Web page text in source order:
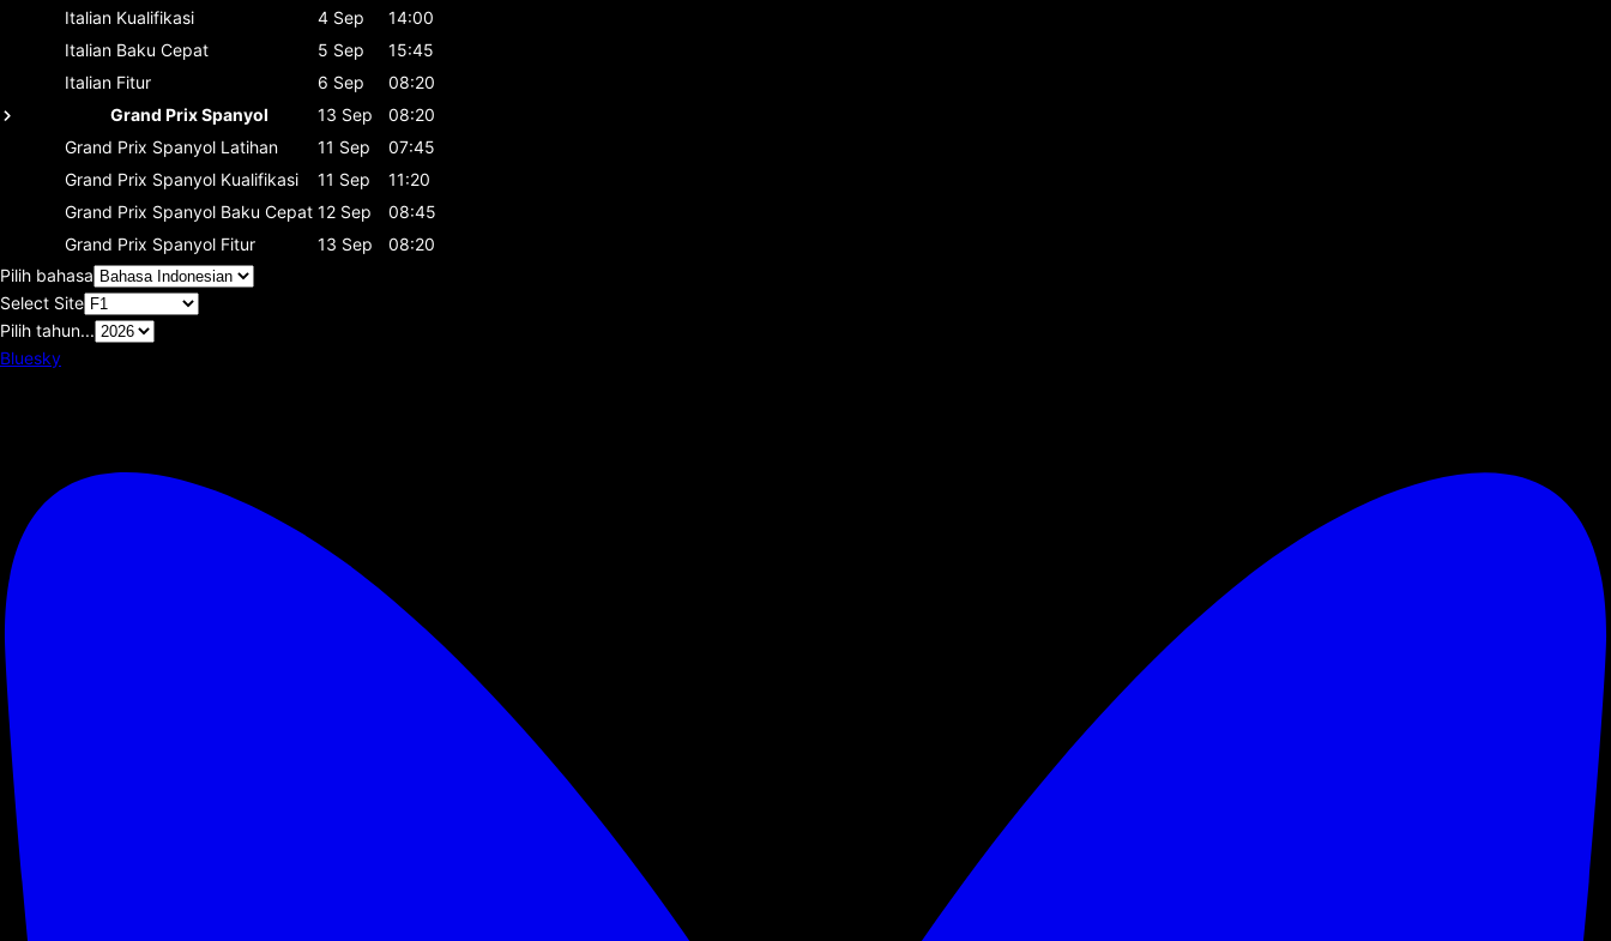
Italian Kualifikasi 4 Sep
14:00
Italian Baku Cepat 5 Sep
15:45
Italian Fitur 6 Sep
08:20
Grand Prix Spanyol
13 Sep
08:20
Grand Prix Spanyol Latihan 11 Sep
07:45
Grand Prix Spanyol Kualifikasi 11 Sep
11:20
Grand Prix Spanyol Baku Cepat 12 Sep
08:45
Grand Prix Spanyol Fitur 13 Sep
08:20
Pilih bahasa
Select Site
Pilih tahun...
Bluesky